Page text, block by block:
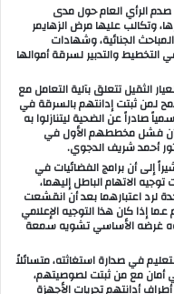
الرأي العام حول مدى
وتكالب عليها مرض الزهايمر
الجنائية، وشهادات
التخطيط والتدبير لسرقة أموالها
الثقيل تتعلق بآلية التعامل مع
لمن ثبتت إدانتهم بالسرقة في
صادراً عن الضحية ليتنازلوا به
أن فشل مخططهم الأول في
أحمد شريف الدجوي.
إلى أن برامج الفضائيات في
الاتهام الباطل إليهما،
لرد اعتبارهما بعد أن انقشعت
عما إذا كان هذا التوجيه الإعلامي
غرضه الأساسي تشويه سمعة
في صدارة استغاثته، متسائلاً
أمان مع من ثبتت لصوصيتهم،
أدانتهم تحريات الأجهزة